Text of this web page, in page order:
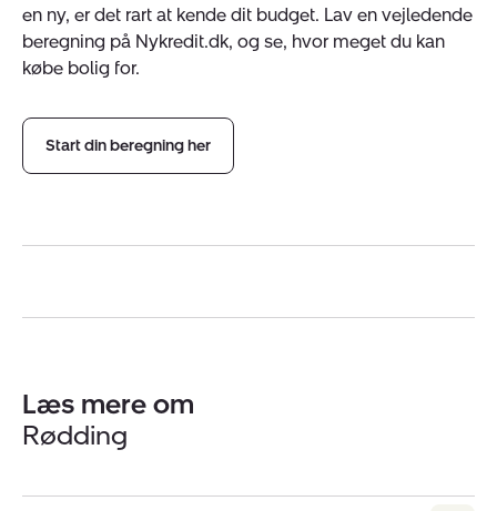
en ny, er det rart at kende dit budget. Lav en vejledende
beregning på Nykredit.dk, og se, hvor meget du kan
købe bolig for.
Start din beregning her
Læs mere om
Rødding